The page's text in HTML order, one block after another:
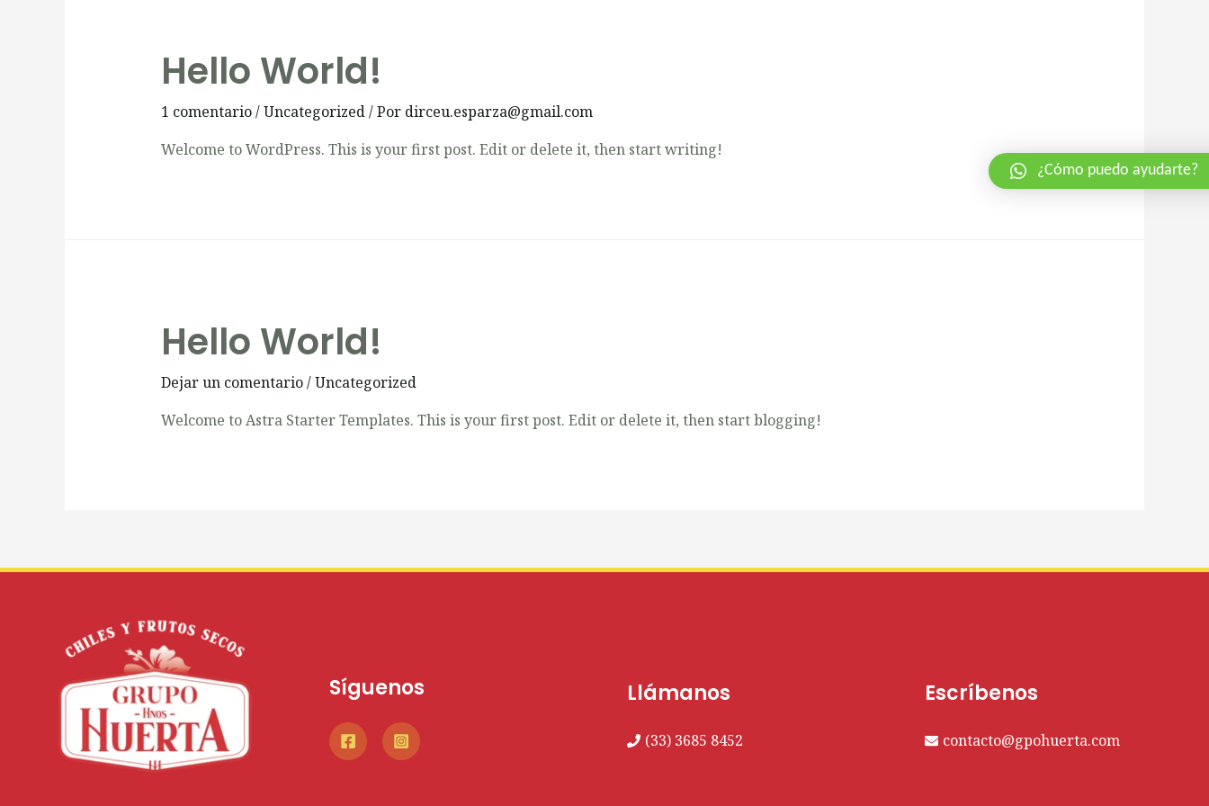
Hello World!
1 comentario/Uncategorized/ Por dirceu.esparza@gmail.com
Welcome to WordPress. This is your first post. Edit or delete it, then start writing!
Hello World!
Dejar un comentario/Uncategorized
Welcome to Astra Starter Templates. This is your first post. Edit or delete it, then start blogging!
Síguenos Llámanos
(33) 3685 8452
Escríbenos
contacto@gpohuerta.com
¿Cómo puedo ayudarte?